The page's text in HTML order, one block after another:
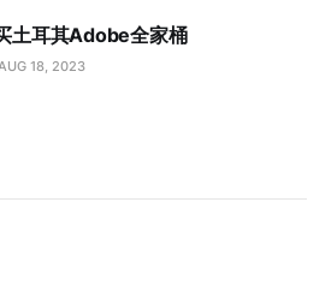
土耳其Adobe全家桶
AUG 18, 2023